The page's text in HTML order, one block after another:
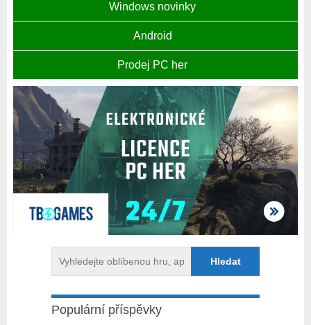
Windows novinky
Android
Prodej PC her
Populární příspěvky